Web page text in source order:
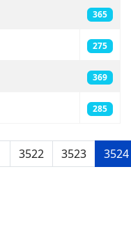
365
275
369
285
Page 3524 of 4133
3522 3523 3524